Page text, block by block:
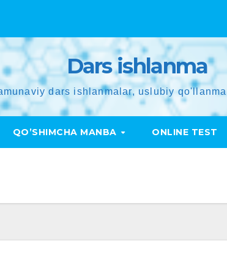
Dars ishlanma
dars ishlanmalar, uslubiy
QO’SHIMCHA MANBA ONLINE TEST